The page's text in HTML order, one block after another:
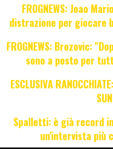
FROGNEWS: Joao
distrazione per giocare
FROGNEWS: Brozovic:
sono a posto per
ESCLUSIVA
Spalletti: è già record
un'intervista più